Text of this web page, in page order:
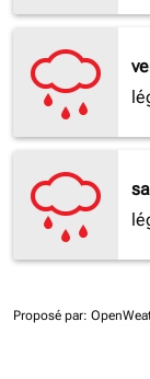
Proposé par: